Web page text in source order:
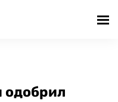
одобрил